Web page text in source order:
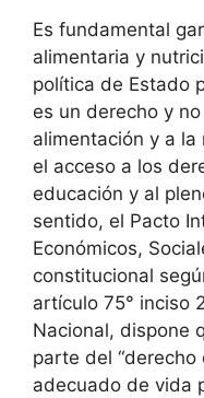
Es fundamental
alimentaria y
política de Estado
es un derecho y
alimentación y a
el acceso a los
educación y al
sentido, el Pacto
Económicos,
constitucional
artículo 75° inciso
Nacional, dispone
parte del
adecuado de vida